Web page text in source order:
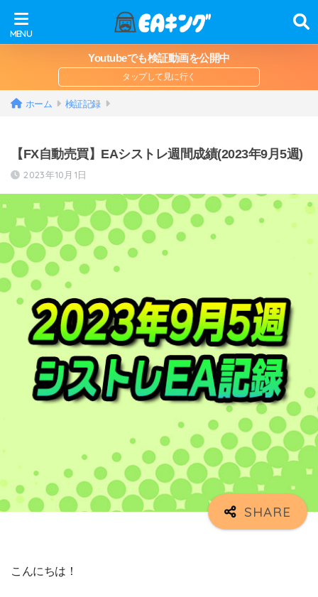
Youtubeでも検証動画を公開中
ホーム 検証記録
【FX自動売買】EAシストレ週間成績(2023年9月5週)
2023年10月1日
こんにちは！